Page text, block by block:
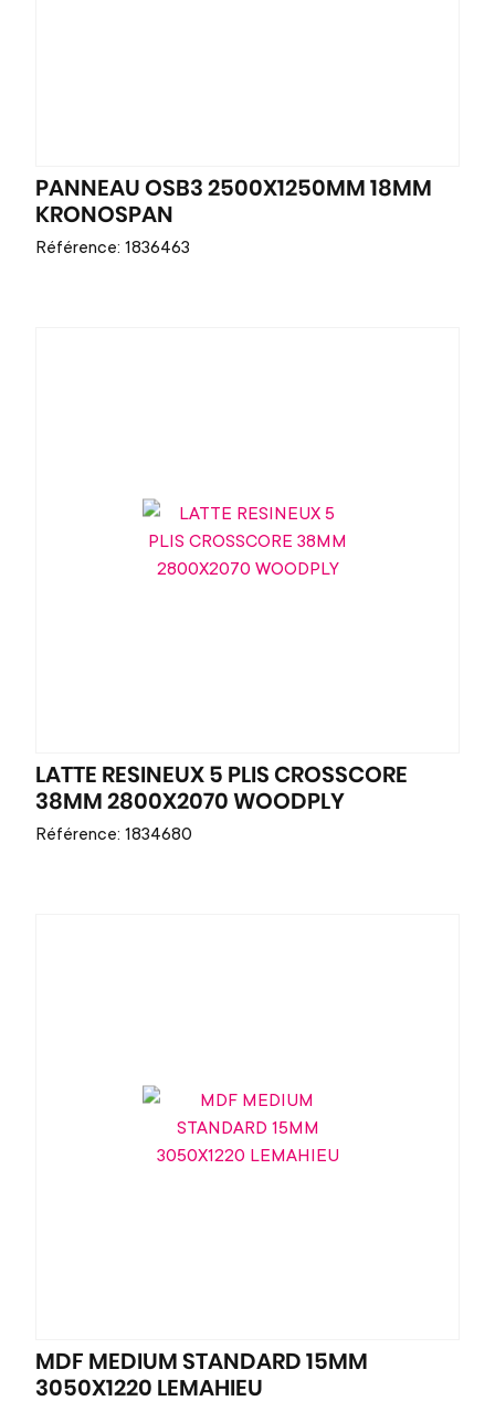
PANNEAU OSB3 2500X1250MM 18MM
KRONOSPAN
Référence: 1836463
LATTE RESINEUX 5 PLIS CROSSCORE
38MM 2800X2070 WOODPLY
Référence: 1834680
MDF MEDIUM STANDARD 15MM
3050X1220 LEMAHIEU